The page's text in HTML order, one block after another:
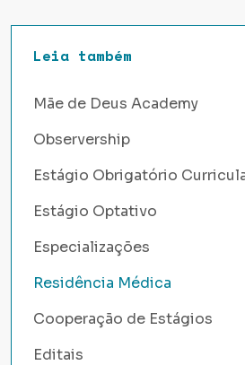
Leia também
Mãe de Deus Academy
Observership
Estágio Obrigatório
Estágio Optativo
Especializações
Residência Médica
Cooperação de Estágios
Editais